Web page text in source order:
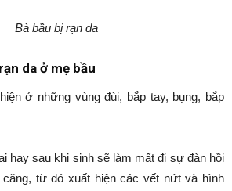
Bà bầu bị rạn da
da ở mẹ bầu
ở những vùng đùi, bắp tay, bụng, bắp
hay sau khi sinh sẽ làm mất đi sự đàn hồi
từ đó xuất hiện các vết nứt và hình